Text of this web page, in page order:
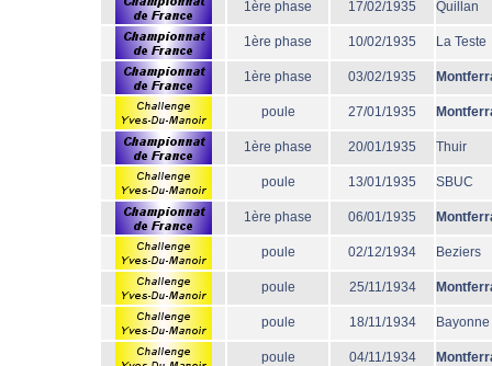
1ère phase 17/02/1935 Quillan
1ère phase 10/02/1935 La Teste
1ère phase 03/02/1935
poule 27/01/1935
1ère phase 20/01/1935 Thuir
poule 13/01/1935 SBUC
1ère phase 06/01/1935
poule 02/12/1934 Beziers
poule 25/11/1934
poule 18/11/1934 Bayonne
poule 04/11/1934